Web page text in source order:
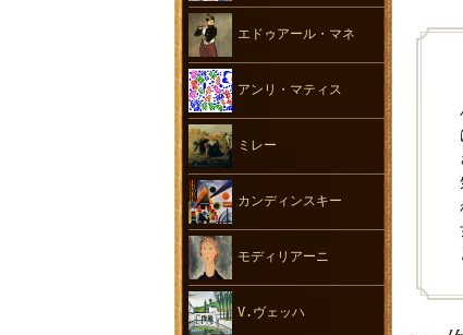
エドゥアール・マネ
アンリ・マティス
ミレー
カンディンスキー
モディリアーニ
V.ヴェッハ